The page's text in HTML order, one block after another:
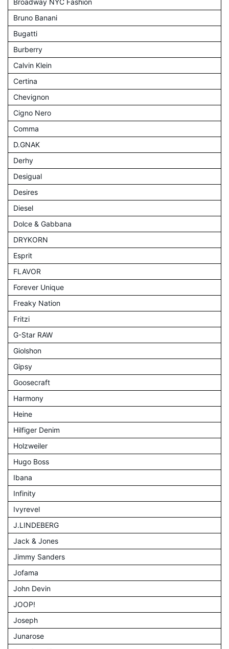
Bruno Banani
Bugatti
Burberry
Calvin Klein
Certina
Chevignon
Cigno Nero
Comma
D.GNAK
Derhy
Desigual
Desires
Diesel
Dolce & Gabbana
DRYKORN
Esprit
FLAVOR
Forever Unique
Freaky Nation
Fritzi
G-Star RAW
Giolshon
Gipsy
Goosecraft
Harmony
Heine
Hilfiger Denim
Holzweiler
Hugo Boss
Ibana
Infinity
Ivyrevel
J.LINDEBERG
Jack & Jones
Jimmy Sanders
Jofama
John Devin
JOOP!
Joseph
Junarose